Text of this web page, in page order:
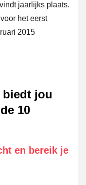
jaarlijks plaats.
het eerst
2015
biedt jou
10
en bereik je